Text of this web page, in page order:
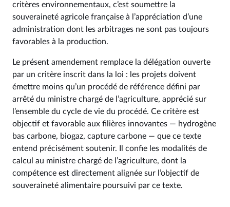
critères environnementaux, c’est soumettre la
souveraineté agricole française à l’appréciation d’une
administration dont les arbitrages ne sont pas toujours
favorables à la production.
Le présent amendement remplace la délégation ouverte
par un critère inscrit dans la loi : les projets doivent
émettre moins qu’un procédé de référence défini par
arrêté du ministre chargé de l’agriculture, apprécié sur
l’ensemble du cycle de vie du procédé. Ce critère est
objectif et favorable aux filières innovantes — hydrogène
bas carbone, biogaz, capture carbone — que ce texte
entend précisément soutenir. Il confie les modalités de
calcul au ministre chargé de l’agriculture, dont la
compétence est directement alignée sur l’objectif de
souveraineté alimentaire poursuivi par ce texte.